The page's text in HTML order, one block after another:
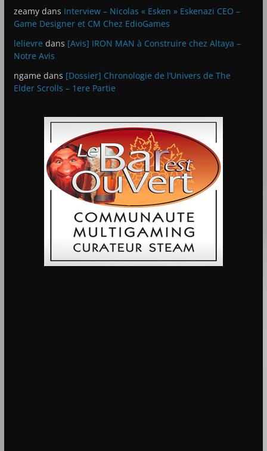
zeamydans Interview – Nicolas « Esken » Eskenazi CEO –
Game Designer et CM Chez EdioGames
lelievre dans [Avis] IRON MAN à Construire chez Altaya –
Notre Avis
ngame dans [Dossier] Chronologie de l’Univers de The
Elder Scrolls – 1ere Partie